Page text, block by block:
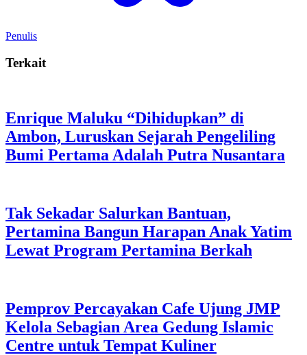
Penulis
Terkait
Enrique Maluku “Dihidupkan” di
Ambon, Luruskan Sejarah Pengeliling
Bumi Pertama Adalah Putra Nusantara
Tak Sekadar Salurkan Bantuan,
Pertamina Bangun Harapan Anak Yatim
Lewat Program Pertamina Berkah
Pemprov Percayakan Cafe Ujung JMP
Kelola Sebagian Area Gedung Islamic
Centre untuk Tempat Kuliner